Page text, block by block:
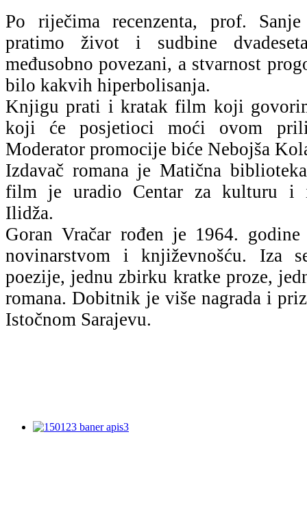
Po riječima recenzenta, prof.
pratimo život i sudbine
međusobno povezani, a stvarnost
bilo kakvih hiperbolisanja.
Knjigu prati i kratak film koji
koji će posjetioci moći ovom
Moderator promocije biće Nebojša
Izdavač romana je Matična
film je uradio Centar za kulturu i
Ilidža.
Goran Vračar rođen je 1964.
novinarstvom i književnošću. Iza
poezije, jednu zbirku kratke proze,
romana. Dobitnik je više nagrada i
Istočnom Sarajevu.